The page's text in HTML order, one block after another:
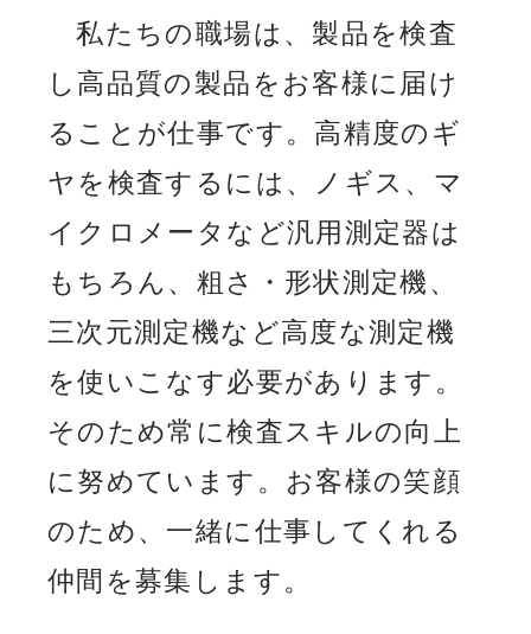
私たちの職場は、製品を検査
し高品質の製品をお客様に届け
ることが仕事です。高精度のギ
ヤを検査するには、ノギス、マ
イクロメータなど汎用測定器は
もちろん、粗さ・形状測定機、
三次元測定機など高度な測定機
を使いこなす必要があります。
そのため常に検査スキルの向上
に努めています。お客様の笑顔
のため、一緒に仕事してくれる
仲間を募集します。